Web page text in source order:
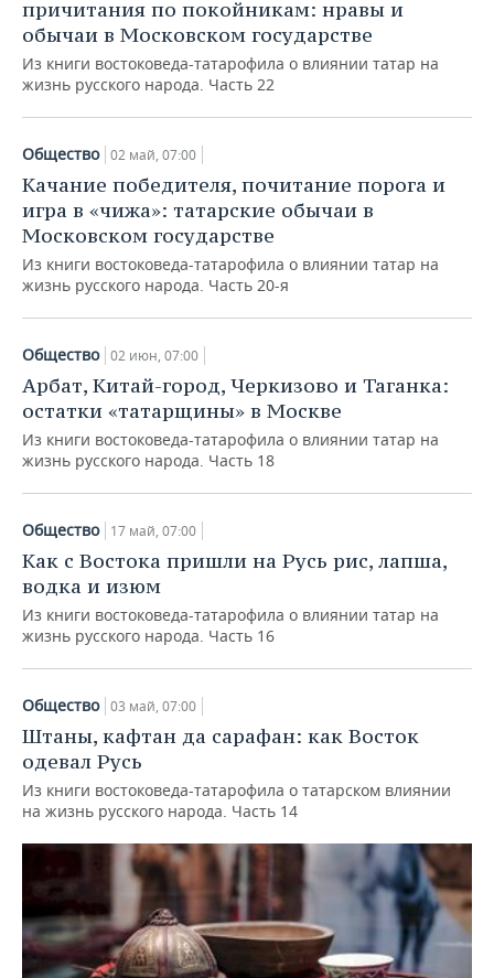
причитания по покойникам: нравы и
обычаи в Московском государстве
Из книги востоковеда-татарофила о влиянии татар на
жизнь русского народа. Часть 22
Общество 02 май, 07:00
Качание победителя, почитание порога и
игра в «чижа»: татарские обычаи в
Московском государстве
Из книги востоковеда-татарофила о влиянии татар на
жизнь русского народа. Часть 20-я
Общество 02 июн, 07:00
Арбат, Китай-город, Черкизово и Таганка:
остатки «татарщины» в Москве
Из книги востоковеда-татарофила о влиянии татар на
жизнь русского народа. Часть 18
Общество 17 май, 07:00
Как с Востока пришли на Русь рис, лапша,
водка и изюм
Из книги востоковеда-татарофила о влиянии татар на
жизнь русского народа. Часть 16
Общество 03 май, 07:00
Штаны, кафтан да сарафан: как Восток
одевал Русь
Из книги востоковеда-татарофила о татарском влиянии
на жизнь русского народа. Часть 14